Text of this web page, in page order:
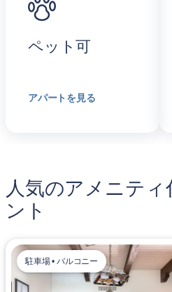
ペット可
アパートを見る
人気のアメニティ
ント
駐車場 • バルコニー